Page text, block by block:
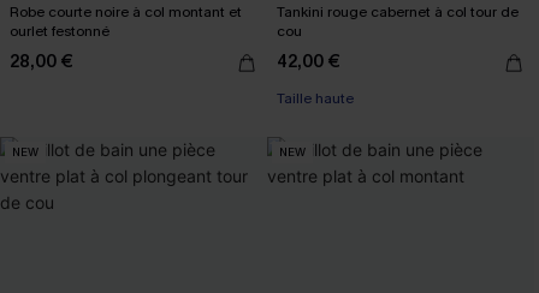
Robe courte noire à col montant et
ourlet festonné
28,00 €
Tankini rouge cabernet à col tour de
cou
42,00 €
Taille haute
NEW NEW